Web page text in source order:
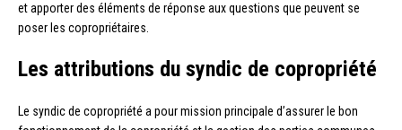
et apporter des éléments de réponse aux questions que peuvent se
poser les copropriétaires.
Les attributions du syndic de copropriété
Le syndic de copropriété a pour mission principale d’assurer le bon